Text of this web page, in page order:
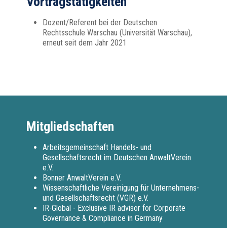
Dozent/Referent bei der Deutschen
Rechtsschule Warschau (Universität Warschau),
erneut seit dem Jahr 2021
Mitgliedschaften
Arbeitsgemeinschaft Handels- und
Gesellschaftsrecht im Deutschen AnwaltVerein
e.V.
Bonner AnwaltVerein e.V.
Wissenschaftliche Vereinigung für Unternehmens-
und Gesellschaftsrecht (VGR) e.V.
IR-Global - Exclusive IR advisor for Corporate
Governance & Compliance in Germany